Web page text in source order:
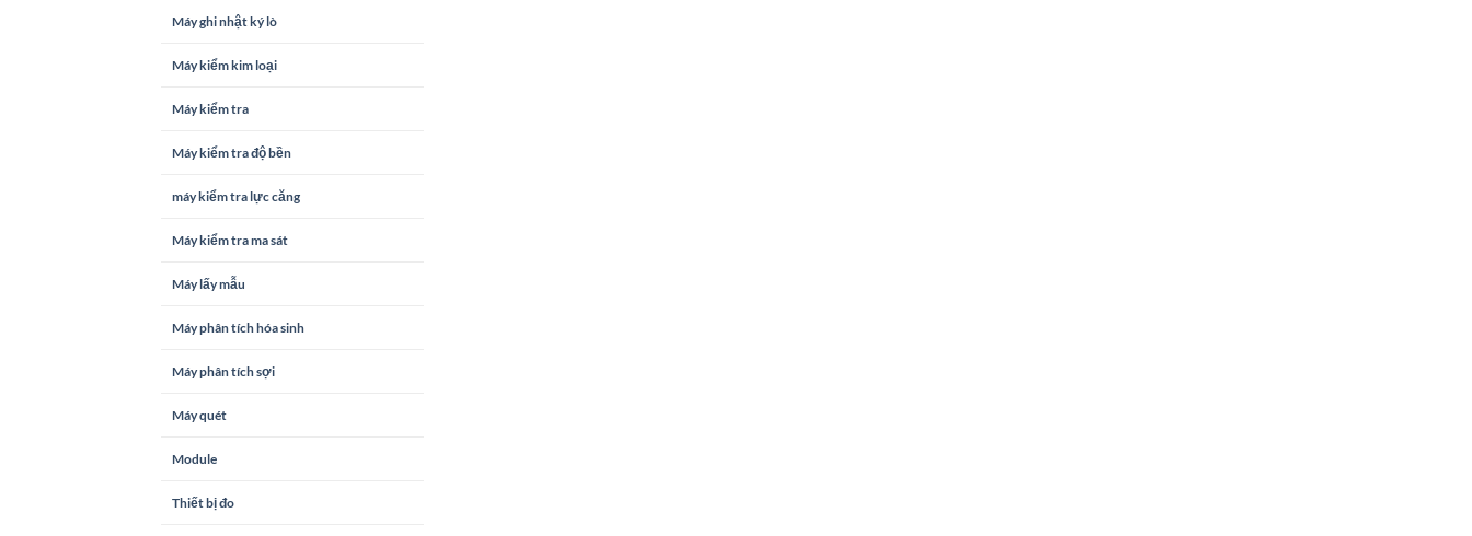
Máy ghi nhật ký lò
Máy kiểm kim loại
Máy kiểm tra
Máy kiểm tra độ bền
máy kiểm tra lực căng
Máy kiểm tra ma sát
Máy lấy mẫu
Máy phân tích hóa sinh
Máy phân tích sợi
Máy quét
Module
Thiết bị đo